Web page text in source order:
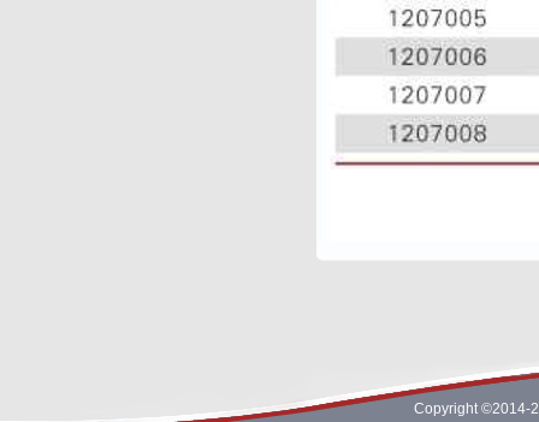
Copyright ©2014-